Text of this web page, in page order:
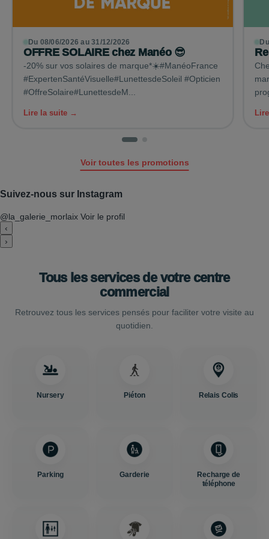
Du 08/06/2026 au 31/12/2026
OFFRE SOLAIRE chez Manéo 😎
-20% sur vos solaires de marque*☀️#ManéoFrance
#ExpertenSantéVisuelle#LunettesdeSoleil #Opticien
#OffreSolaire#LunettesdeM...
Lire la suite →
Voir toutes les promotions
Suivez-nous sur Instagram
@la_galerie_morlaix Voir le profil
‹
›
Tous les services de votre centre
commercial
Retrouvez tous les services pensés pour faciliter votre visite au
quotidien.
Nursery Piéton Relais Colis
Parking Garderie
Recharge de
téléphone